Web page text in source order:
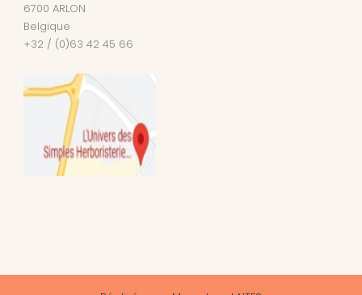
6700 ARLON
Belgique
+32 / (0)63 42 45 66